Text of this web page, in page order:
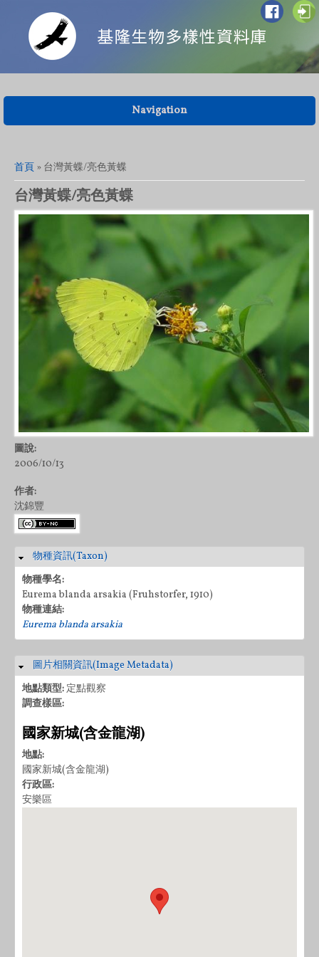
Navigation
您在這裡
首頁 » 台灣黃蝶/亮色黃蝶
台灣黃蝶/亮色黃蝶
圖說:
2006/10/13
作者:
沈錦豐
隱藏
物種資訊(Taxon)
物種學名:
Eurema blanda arsakia (Fruhstorfer, 1910)
物種連結:
Eurema blanda arsakia
隱藏
圖片相關資訊(Image Metadata)
地點類型:定點觀察
調查樣區:
國家新城(含金龍湖)
地點:
國家新城(含金龍湖)
行政區:
安樂區